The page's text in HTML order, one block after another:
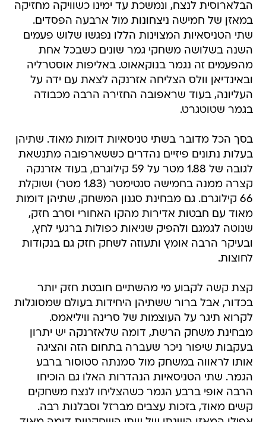
הבלארוסית לנצח, ונמשכת עד ימינו כשוויקה מחזיקה
במאזן של חמישה ניצחונות מול ארבעה הפסדים.
שתי הטניסאיות המצוינות הללו נפגשו שלוש פעמים
השנה בשלושה משחקי גמר שונים כשבכל אחת
מהפעמים זה נגמר בנוקאאוט. באליפות אוסטרליה
ובאינדיאן וולס הצליחה אזרנקה לצאת עם ידה על
העליונה, בעוד שראפובה החזירה הרבה מכבודה
בגמר שטוטגרט.
בסך הכל מדובר בשתי טניסאיות דומות מאוד. שתיהן
בעלות נתונים פיזיים נהדרים כששארפובה מתנשאת
לגובה של 1.88 מטר על 59 קילוגרם, בעוד אזרנקה
קצרה ממנה בחמישה סנטימטר (1.83 מטר) ושוקלת
66 קילוגרם. גם מבחינת סגנון המשחק, שתיהן דומות
מאוד עם חבטות אדירות מהקו האחורי וסרב חזק,
שנוטה לגמגם ולהפיק שגיאות כפולות ברגעי לחץ,
ובעיקר הרבה אומץ ותעוזה לשחק חזק גם בנקודות
לחוצות.
קצת קשה לקבוע מי מהשתיים חובטת חזק יותר
בכדור, אבל ברור ששתיהן היחידות בעולם שמסוגלות
לקרוא תיגר על העוצמות של סרינה וויליאמס.
מבחינת משחק הרשת, דומה שלאזרנקה יש יתרון
בעקבות שיפור ניכר שעברה בתחום הזה והציגה
אותו לראווה במשחק מול סמנתה סטוסור ברבע
הגמר. שתי הטניסאיות הנהדרות האלו גם הוכיחו
הרבה אופי ברבע הגמר כשהצליחו לנצח משחקים
קשים מאוד, בזכות עצבים מברזל וסבלנות רבה.